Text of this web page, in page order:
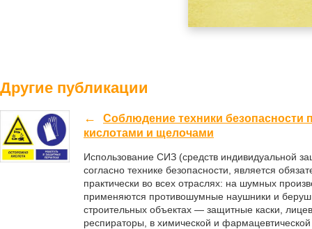
Другие публикации
Соблюдение техники безопасности
кислотами и щелочами
Использование СИЗ (средств индивидуальной
согласно технике безопасности, является
практически во всех отраслях: на шумных
применяются противошумные наушники и
строительных объектах — защитные каски,
респираторы, в химической и фармацевтической